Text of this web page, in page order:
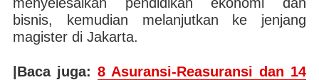
bisnis, kemudian melanjutkan ke jenjang
magister di Jakarta.
|Baca juga: 8 Asuransi-Reasuransi dan 14